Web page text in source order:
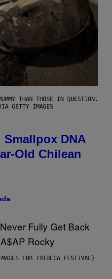
THAN THOSE IN QUESTION.
GETTY IMAGES
DNA
Old Chilean
FOR TRIBECA FESTIVAL)